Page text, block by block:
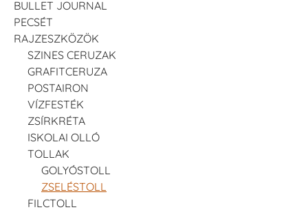
BULLET JOURNAL
PECSÉT
RAJZESZKÖZÖK
SZINES CERUZAK
GRAFITCERUZA
POSTAIRON
VÍZFESTÉK
ZSÍRKRÉTA
ISKOLAI OLLÓ
TOLLAK
GOLYÓSTOLL
ZSELÉSTOLL
FILCTOLL